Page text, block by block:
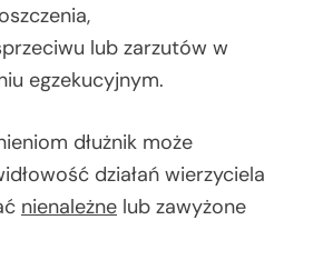
lub zarzutów w
egzekucyjnym.
dłużnik może
działań wierzyciela
nienależne lub zawyżone